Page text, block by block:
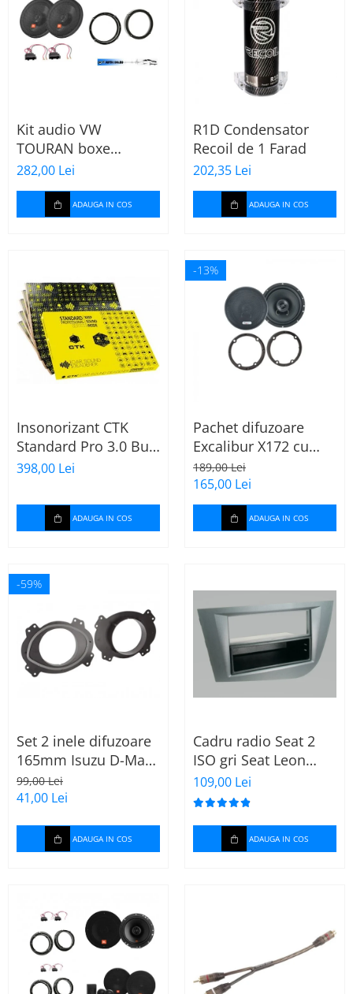
Kit audio VW
TOURAN boxe
165mm Stage2 624
JBL
282,00 Lei
ADAUGA IN COS
R1D Condensator
Recoil de 1 Farad
202,35 Lei
ADAUGA IN COS
Insonorizant CTK
Standard Pro 3.0 Bulk
2.22 mp
398,00 Lei
ADAUGA IN COS
-13%
Pachet difuzoare
Excalibur X172 cu
inele Mercedes
Vito/Viano W639, VW
Crafter
189,00 Lei
165,00 Lei
ADAUGA IN COS
-59%
Set 2 inele difuzoare
165mm Isuzu D-Max
2012-2020 fata
99,00 Lei
41,00 Lei
ADAUGA IN COS
Cadru radio Seat 2
ISO gri Seat Leon
2005 - 2009 (40.188)
109,00 Lei
ADAUGA IN COS